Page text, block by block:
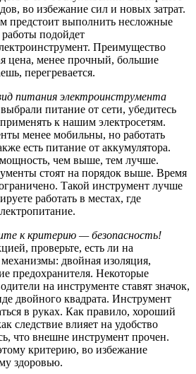
во избежание сил и новых затрат.
предстоит выполнить несложные
подойдет
Преимущество
цена, менее прочный, большие
перегревается.
питания электроинструмента
питание от сети, убедитесь
к нашим электросетям.
менее мобильны, но работать
есть питание от аккумулятора.
чем выше, тем лучше.
стоят на порядок выше. Время
Такой инструмент лучше
работать в местах, где
к критерию — безопасность!
проверьте, есть ли на
двойная изоляция,
предохранителя. Некоторые
на инструменте ставят значок,
двойного квадрата. Инструмент
в руках. Как правило, хороший
следствие влияет на удобство
что внешне инструмент прочен.
критерию, во избежание
здоровью.